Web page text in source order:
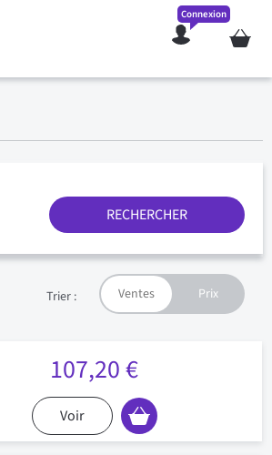
Mon
Connexion
RECHERCHER
Trier :
107,20 €
Voir